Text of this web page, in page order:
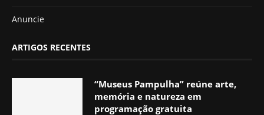
Anuncie
ARTIGOS RECENTES
“Museus Pampulha” reúne arte,
memória e natureza em
programação gratuita